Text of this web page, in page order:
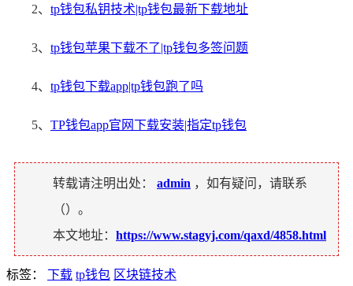
2、 tp钱包私钥技术|tp钱包最新下载地址
3、 tp钱包苹果下载不了|tp钱包多签问题
4、 tp钱包下载app|tp钱包跑了吗
5、 TP钱包app官网下载安装|指定tp钱包
转载请注明出处： admin ，如有疑问，请联系
（）。
本文地址： https://www.stagyj.com/qaxd/4858.html
标签： 下载 tp钱包 区块链技术